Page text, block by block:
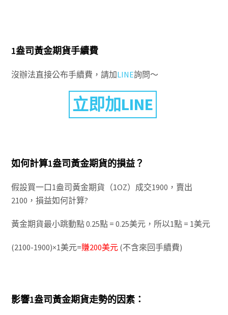
1盎司黃金期貨手續費
沒辦法直接公布手續費，請加LINE詢問～
立即加LINE
如何計算1盎司黃金期貨的損益？
假設買一口1盎司黃金期貨（1OZ）成交1900，賣出
2100，損益如何計算?
黃金期貨最小跳動點 0.25點 = 0.25美元，所以1點 = 1美元
(2100-1900)×1美元=賺200美元 (不含來回手續費)
影響1盎司黃金期貨走勢的因素：